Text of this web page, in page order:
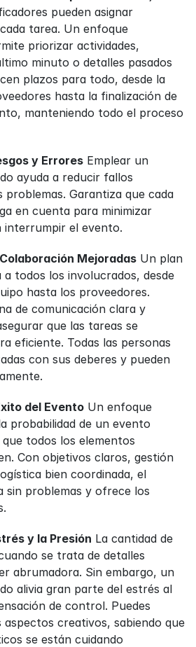
pueden asignar
tarea. Un enfoque
priorizar actividades,
minuto o detalles pasados
plazos para todo, desde la
hasta la finalización de
manteniendo todo el proceso
y Errores Emplear un
ayuda a reducir fallos
problemas. Garantiza que cada
en cuenta para minimizar
interrumpir el evento.
Mejoradas Un plan
todos los involucrados, desde
hasta los proveedores.
de comunicación clara y
que las tareas se
eficiente. Todas las personas
con sus deberes y pueden
del Evento Un enfoque
probabilidad de un evento
todos los elementos
Con objetivos claros, gestión
bien coordinada, el
sin problemas y ofrece los
y la Presión La cantidad de
se trata de detalles
abrumadora. Sin embargo, un
alivia gran parte del estrés al
de control. Puedes
creativos, sabiendo que
se están cuidando